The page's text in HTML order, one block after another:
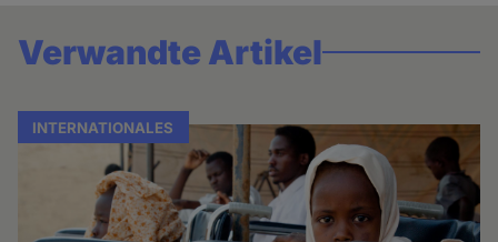
Verwandte Artikel
INTERNATIONALES